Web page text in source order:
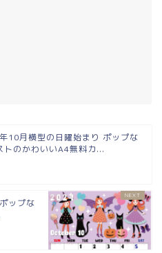
10月横型の日曜始まり ポップな
トのかわいいA4無料カ...
ップな